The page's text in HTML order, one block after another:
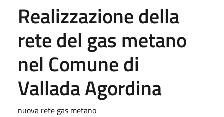
Realizzazione della
rete del gas metano
nel Comune di
Vallada Agordina
nuova rete gas metano